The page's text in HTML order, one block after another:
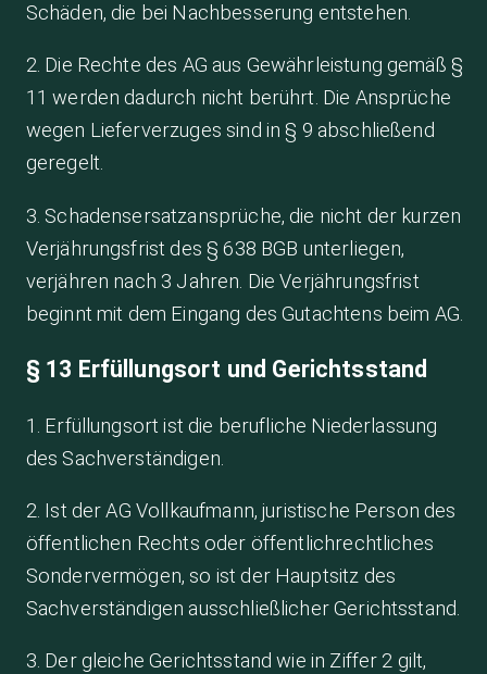
Schäden, die bei Nachbesserung entstehen.
2. Die Rechte des AG aus Gewährleistung gemäß §
11 werden dadurch nicht berührt. Die Ansprüche
wegen Lieferverzuges sind in § 9 abschließend
geregelt.
3. Schadensersatzansprüche, die nicht der kurzen
Verjährungsfrist des § 638 BGB unterliegen,
verjähren nach 3 Jahren. Die Verjährungsfrist
beginnt mit dem Eingang des Gutachtens beim AG.
§ 13 Erfüllungsort und Gerichtsstand
1. Erfüllungsort ist die berufliche Niederlassung
des Sachverständigen.
2. Ist der AG Vollkaufmann, juristische Person des
öffentlichen Rechts oder öffentlichrechtliches
Sondervermögen, so ist der Hauptsitz des
Sachverständigen ausschließlicher Gerichtsstand.
3. Der gleiche Gerichtsstand wie in Ziffer 2 gilt,